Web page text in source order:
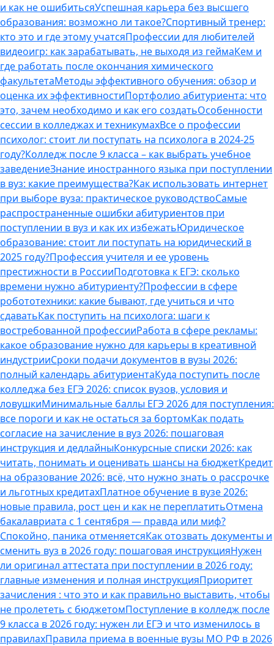
и как не ошибитьсяУспешная карьера без высшего
образования: возможно ли такое?Спортивный тренер:
кто это и где этому учатсяПрофессии для любителей
видеоигр: как зарабатывать, не выходя из геймаКем и
где работать после окончания химического
факультетаМетоды эффективного обучения: обзор и
оценка их эффективностиПортфолио абитуриента: что
это, зачем необходимо и как его создатьОсобенности
сессии в колледжах и техникумахВсе о профессии
психолог: стоит ли поступать на психолога в 2024-25
году?Колледж после 9 класса – как выбрать учебное
заведениеЗнание иностранного языка при поступлении
в вуз: какие преимущества?Как использовать интернет
при выборе вуза: практическое руководствоСамые
распространенные ошибки абитуриентов при
поступлении в вуз и как их избежатьЮридическое
образование: стоит ли поступать на юридический в
2025 году?Профессия учителя и ее уровень
престижности в РоссииПодготовка к ЕГЭ: сколько
времени нужно абитуриенту?Профессии в сфере
робототехники: какие бывают, где учиться и что
сдаватьКак поступить на психолога: шаги к
востребованной профессииРабота в сфере рекламы:
какое образование нужно для карьеры в креативной
индустрииСроки подачи документов в вузы 2026:
полный календарь абитуриентаКуда поступить после
колледжа без ЕГЭ 2026: список вузов, условия и
ловушкиМинимальные баллы ЕГЭ 2026 для поступления:
все пороги и как не остаться за бортомКак подать
согласие на зачисление в вуз 2026: пошаговая
инструкция и дедлайныКонкурсные списки 2026: как
читать, понимать и оценивать шансы на бюджетКредит
на образование 2026: всё, что нужно знать о рассрочке
и льготных кредитахПлатное обучение в вузе 2026:
новые правила, рост цен и как не переплатитьОтмена
бакалавриата с 1 сентября — правда или миф?
Спокойно, паника отменяетсяКак отозвать документы и
сменить вуз в 2026 году: пошаговая инструкцияНужен
ли оригинал аттестата при поступлении в 2026 году:
главные изменения и полная инструкцияПриоритет
зачисления : что это и как правильно выставить, чтобы
не пролететь с бюджетомПоступление в колледж после
9 класса в 2026 году: нужен ли ЕГЭ и что изменилось в
правилахПравила приема в военные вузы МО РФ в 2026